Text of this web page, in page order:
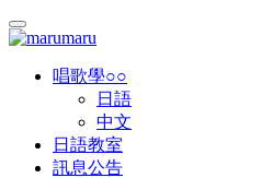
唱歌學○○
日語
中文
日語教室
訊息公告